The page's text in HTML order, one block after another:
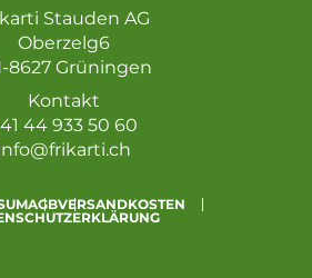
Stauden AG
Oberzelg6
8627 Grüningen
Kontakt
44 933 50 60
AGBVERSANDKOSTEN